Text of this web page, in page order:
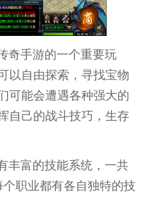
奇手游的一个重要玩
以自由探索，寻找宝物
可能会遭遇各种强大的
自己的战斗技巧，生存
丰富的技能系统，一共
职业都有各自独特的技